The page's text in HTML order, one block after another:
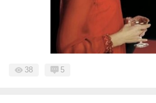
38 5